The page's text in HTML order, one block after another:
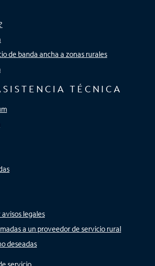
de banda ancha a zonas rurales
TÉCNICA
legales
a un proveedor de servicio rural
deseadas